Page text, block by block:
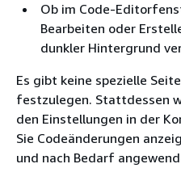
Ob im Code-
Bearbeiten oder
dunkler Hintergrund
Es gibt keine spezielle
festzulegen. Stattdessen
den Einstellungen in der
Sie Codeänderungen
und nach Bedarf